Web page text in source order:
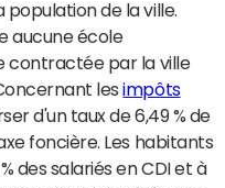
population de la ville.
aucune école
contractée par la ville
lesimpôts
d'un taux de 6,49 % de
foncière. Les habitants
des salariés en CDI et à